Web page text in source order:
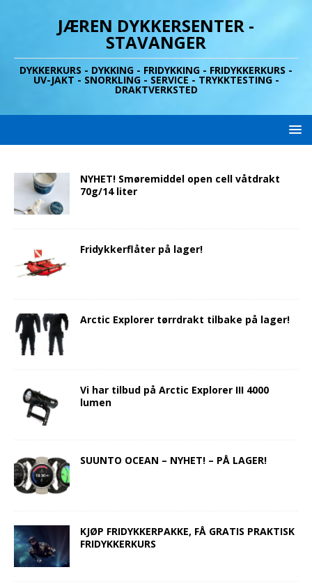
JÆREN DYKKERSENTER -
STAVANGER
DYKKERKURS - DYKKING - FRIDYKKING - FRIDYKKERKURS -
UV-JAKT - SNORKLING - SERVICE - TRYKKTESTING -
DRAKTVERKSTED
NYHET! Smøremiddel open cell våtdrakt
70g/14 liter
Fridykkerflåter på lager!
Arctic Explorer tørrdrakt tilbake på lager!
Vi har tilbud på Arctic Explorer III 4000
lumen
SUUNTO OCEAN – NYHET! – PÅ LAGER!
KJØP FRIDYKKERPAKKE, FÅ GRATIS PRAKTISK
FRIDYKKERKURS